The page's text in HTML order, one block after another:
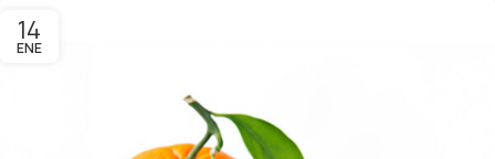
14
ENE